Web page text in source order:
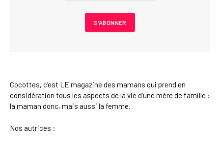
Cocottes, c’est LE magazine des mamans qui prend en
considération tous les aspects de la vie d’une mère de famille :
la maman donc, mais aussi la femme.
Nos autrices :